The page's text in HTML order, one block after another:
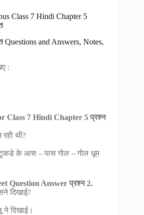
Class 7 Hindi Chapter 5
and Answers, Notes,
:
Class 7 Hindi Chapter 5 प्रश्न
थी?
के आस – पास गोल – गोल धूम
Question Answer प्रश्न 2.
दिखाई?
ने दिखाई।